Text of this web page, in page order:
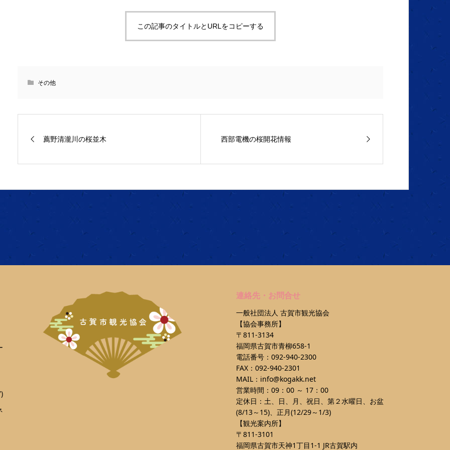
この記事のタイトルとURLをコピーする
その他
薦野清瀧川の桜並木 西部電機の桜開花情報
連絡先・お問合せ
一般社団法人 古賀市観光協会
【協会事務所】
〒811-3134
福岡県古賀市青柳658-1
電話番号：092-940-2300
FAX：092-940-2301
MAIL：info@kogakk.net
営業時間：09：00 ～ 17：00
定休日：土、日、月、祝日、第２水曜日、お盆
(8/13～15)、正月(12/29～1/3)
【観光案内所】
〒811-3101
福岡県古賀市天神1丁目1-1 JR古賀駅内